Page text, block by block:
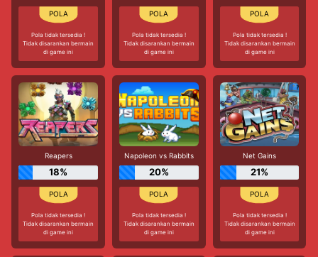
Pola tidak tersedia !
Tidak disarankan bermain
di game ini
Pola tidak tersedia !
Tidak disarankan bermain
di game ini
Pola tidak tersedia !
Tidak disarankan bermain
di game ini
Reapers
18%
Pola tidak tersedia !
Tidak disarankan bermain
di game ini
Napoleon vs Rabbits
20%
Pola tidak tersedia !
Tidak disarankan bermain
di game ini
Net Gains
21%
Pola tidak tersedia !
Tidak disarankan bermain
di game ini